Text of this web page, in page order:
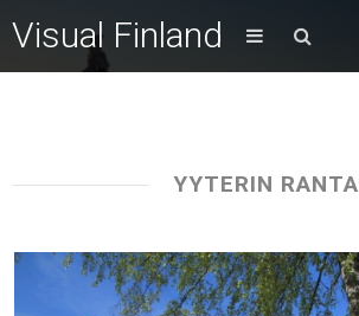
Visual Finland
YYTERIN RANTA